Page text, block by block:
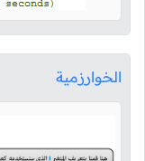
الخوارزمية